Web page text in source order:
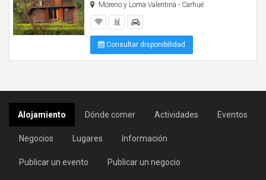
Moreno y Loma Valentina - Carhué
Consultar disponibilidad
Alojamiento Dónde comer Actividades Eventos
Negocios Lugares Información
Publicar un evento Publicar un negocio